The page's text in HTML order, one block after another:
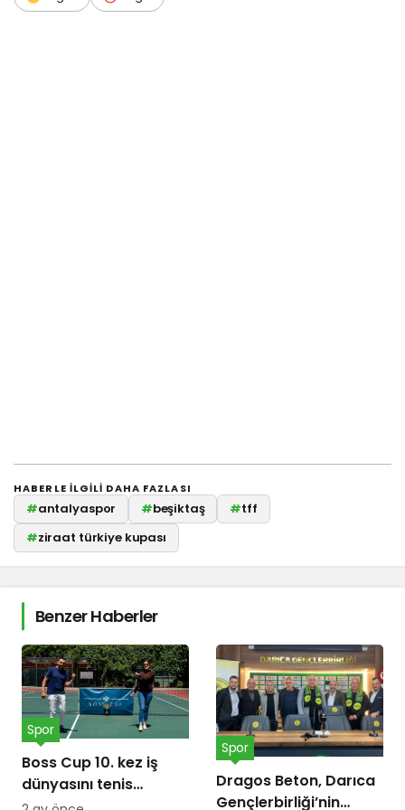
HABERLE ILGILI DAHA FAZLASI
#antalyaspor #beşiktaş #tff
#ziraat türkiye kupası
Benzer Haberler
Boss Cup 10. kez iş
dünyasını tenis
Spor
Dragos Beton, Darıca
Gençlerbirliği’nin
Spor